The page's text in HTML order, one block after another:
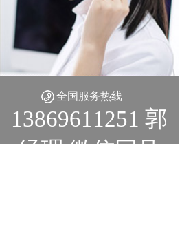
全国服务热线
13869611251 郭
经理 微信同号